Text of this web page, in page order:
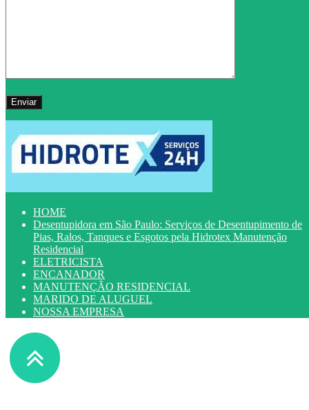
HOME
Desentupidora em São Paulo: Serviços de Desentupimento de
Pias, Ralos, Tanques e Esgotos pela Hidrotex Manutenção
Residencial
ELETRICISTA
ENCANADOR
MANUTENÇÃO RESIDENCIAL
MARIDO DE ALUGUEL
NOSSA EMPRESA